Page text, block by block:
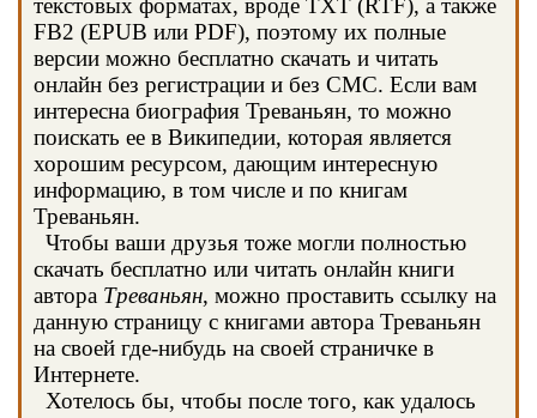
текстовых форматах, вроде TXT (RTF), а также
FB2 (EPUB или PDF), поэтому их полные
версии можно бесплатно скачать и читать
онлайн без регистрации и без СМС. Если вам
интересна биография Треваньян, то можно
поискать ее в Википедии, которая является
хорошим ресурсом, дающим интересную
информацию, в том числе и по книгам
Треваньян.
Чтобы ваши друзья тоже могли полностью
скачать бесплатно или читать онлайн книги
автора Треваньян, можно проставить ссылку на
данную страницу с книгами автора Треваньян
на своей где-нибудь на своей страничке в
Интернете.
Хотелось бы, чтобы после того, как удалось